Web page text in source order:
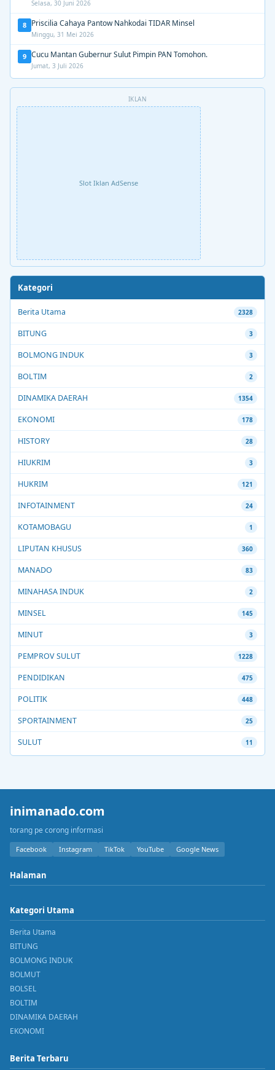
Selasa, 30 Juni 2026
8 Priscilia Cahaya Pantow Nahkodai TIDAR Minsel
Minggu, 31 Mei 2026
9 Cucu Mantan Gubernur Sulut Pimpin PAN Tomohon.
Jumat, 3 Juli 2026
IKLAN
Slot Iklan AdSense
Kategori
Berita Utama 2328
BITUNG 3
BOLMONG INDUK 3
BOLTIM 2
DINAMIKA DAERAH 1354
EKONOMI 178
HISTORY 28
HIUKRIM 3
HUKRIM 121
INFOTAINMENT 24
KOTAMOBAGU 1
LIPUTAN KHUSUS 360
MANADO 83
MINAHASA INDUK 2
MINSEL 145
MINUT 3
PEMPROV SULUT 1228
PENDIDIKAN 475
POLITIK 448
SPORTAINMENT 25
SULUT 11
inimanado.com
torang pe corong informasi
Facebook Instagram TikTok YouTube Google News
Halaman
Kategori Utama
Berita Utama
BITUNG
BOLMONG INDUK
BOLMUT
BOLSEL
BOLTIM
DINAMIKA DAERAH
EKONOMI
Berita Terbaru